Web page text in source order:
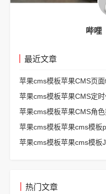
哔哩
最近文章
苹果cms模板苹果CMS定
苹果cms模板苹果CMS角
热门文章